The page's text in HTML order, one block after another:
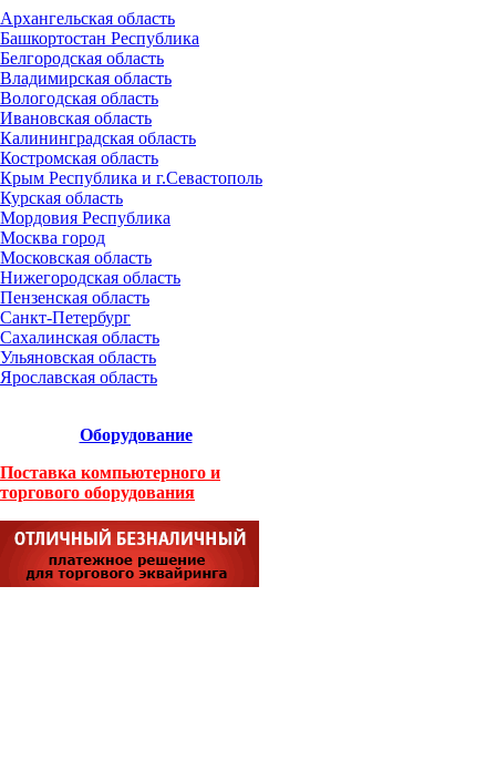
Архангельская область
Башкортостан Республика
Белгородская область
Владимирская область
Вологодская область
Ивановская область
Калининградская область
Костромская область
Крым Республика и г.Севастополь
Курская область
Мордовия Республика
Москва город
Московская область
Нижегородская область
Пензенская область
Санкт-Петербург
Сахалинская область
Ульяновская область
Ярославская область
Оборудование
Поставка компьютерного и
торгового оборудования